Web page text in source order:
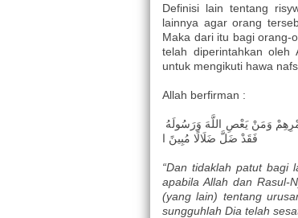
Definisi lain tentang
lainnya agar orang
Maka dari itu bagi orang-
telah diperintahkan oleh
untuk mengikuti hawa
Allah berfirman :
فَقَدْ ضَلَّ ضَلَالًا مُبِينً ا
“Dan tidaklah patut bagi
apabila Allah dan Rasul-
(yang lain) tentang
sungguhlah Dia telah